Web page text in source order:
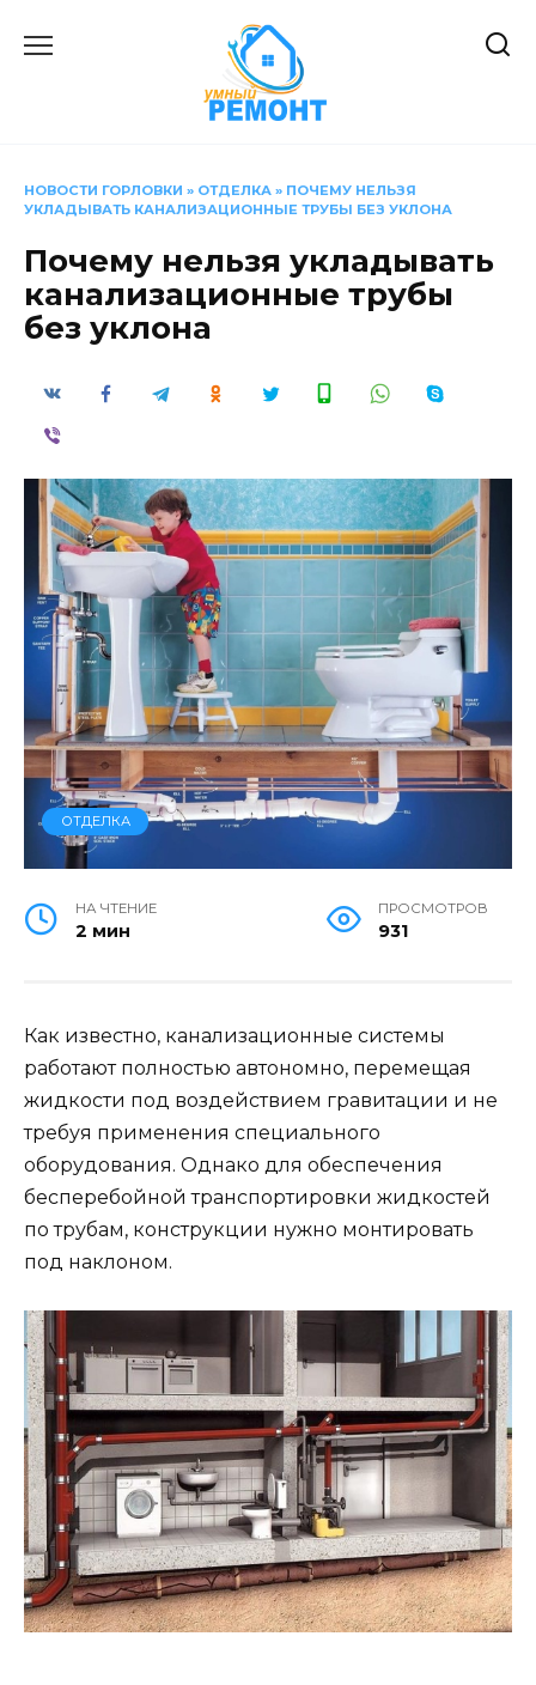
НОВОСТИ ГОРЛОВКИ » ОТДЕЛКА » ПОЧЕМУ НЕЛЬЗЯ
УКЛАДЫВАТЬ КАНАЛИЗАЦИОННЫЕ ТРУБЫ БЕЗ УКЛОНА
Почему нельзя укладывать
канализационные трубы
без уклона
ОТДЕЛКА
НА ЧТЕНИЕ
2 мин
ПРОСМОТРОВ
931
Как известно, канализационные системы
работают полностью автономно, перемещая
жидкости под воздействием гравитации и не
требуя применения специального
оборудования. Однако для обеспечения
бесперебойной транспортировки жидкостей
по трубам, конструкции нужно монтировать
под наклоном.